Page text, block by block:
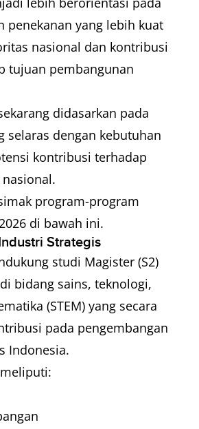
penekanan yang lebih kuat
nasional dan kontribusi
tujuan pembangunan
didasarkan pada
selaras dengan kebutuhan
kontribusi terhadap
program-program
di bawah ini.
Strategis
studi Magister (S2)
bidang sains, teknologi,
(STEM) yang secara
pada pengembangan
Indonesia.